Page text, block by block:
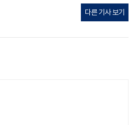
다른 기사 보기